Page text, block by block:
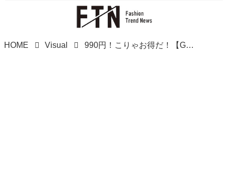
HOME Visual 990円！こりゃお得だ！【GU】大人女子におすすめの「ブラウントップス」